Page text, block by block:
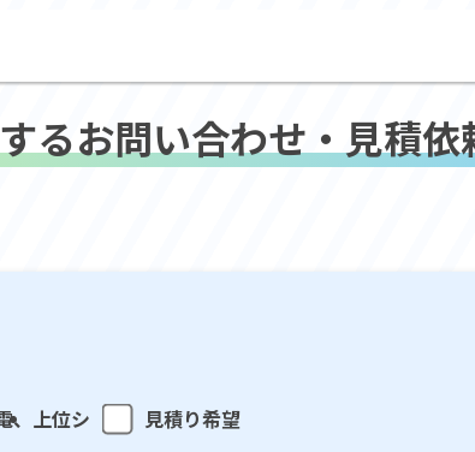
るお問い合わせ・ 見積依
、上位シ
見積り希望